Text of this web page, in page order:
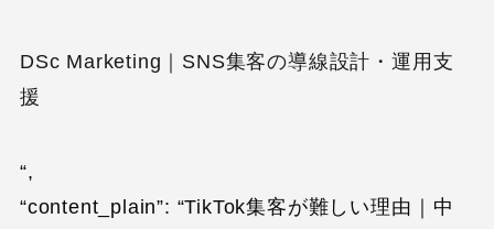
DSc Marketing｜SNS集客の導線設計・運用支
援
“,
“content_plain”: “TikTok集客が難しい理由｜中